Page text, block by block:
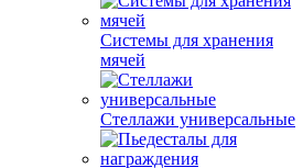
Системы для хранения
мячей
Стеллажи универсальные